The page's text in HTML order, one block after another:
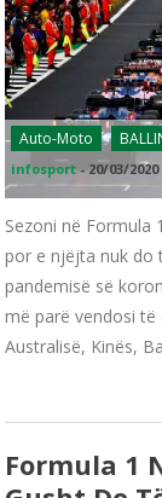
Auto-Moto
infosport - 20/03/2020
Sezoni në Formula
por e njëjta nuk do
pandemisë së
më parë vendosi
Australisë, Kinës,
Formula 1